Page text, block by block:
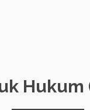
Hukum